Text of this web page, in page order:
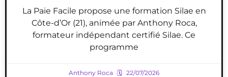
La Paie Facile propose une formation Silae en
Côte-d’Or (21), animée par Anthony Roca,
formateur indépendant certifié Silae. Ce
programme
Anthony Roca 22/07/2026